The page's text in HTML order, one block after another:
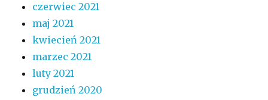
czerwiec 2021
maj 2021
kwiecień 2021
marzec 2021
luty 2021
grudzień 2020